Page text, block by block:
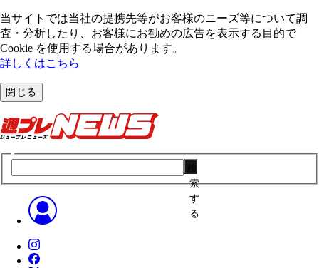
当サイトでは当社の提携先等がお客様のニーズ等について調
査・分析したり、お客様にお勧めの広告を表⽰する⽬的で
Cookie を使⽤する場合があります。
詳しくはこちら
閉じる
索
す
る